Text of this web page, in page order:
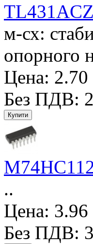
TL431ACZ
м-сх:
опорного
Цена: 2.70
Без ПДВ:
..
Цена: 3.96
Без ПДВ: